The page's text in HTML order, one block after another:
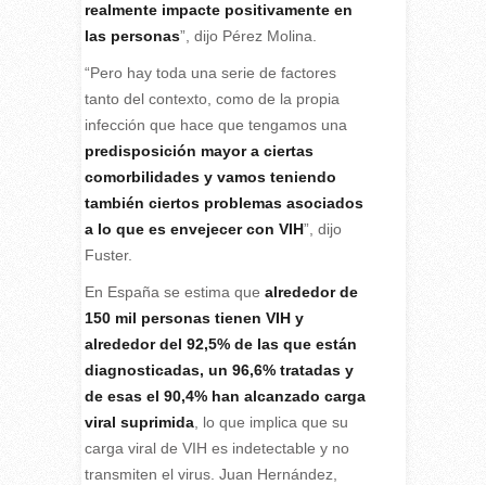
realmente impacte positivamente en
las personas”, dijo Pérez Molina.
“Pero hay toda una serie de factores
tanto del contexto, como de la propia
infección que hace que tengamos una
predisposición mayor a ciertas
comorbilidades y vamos teniendo
también ciertos problemas asociados
a lo que es envejecer con VIH”, dijo
Fuster.
En España se estima que alrededor de
150 mil personas tienen VIH y
alrededor del 92,5% de las que están
diagnosticadas, un 96,6% tratadas y
de esas el 90,4% han alcanzado carga
viral suprimida, lo que implica que su
carga viral de VIH es indetectable y no
transmiten el virus. Juan Hernández,